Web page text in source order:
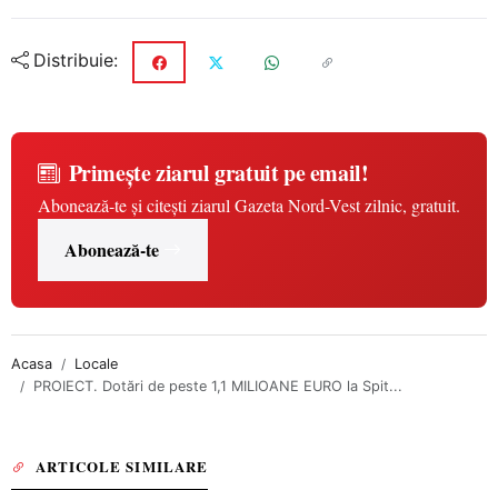
Distribuie:
Primește ziarul gratuit pe email!
Abonează-te și citești ziarul Gazeta Nord-Vest zilnic, gratuit.
Abonează-te
Acasa
Locale
PROIECT. Dotări de peste 1,1 MILIOANE EURO la Spit...
ARTICOLE SIMILARE